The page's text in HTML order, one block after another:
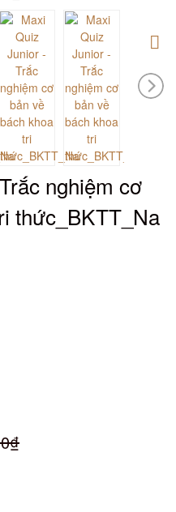
nghiệm cơ
thức_BKTT_Na